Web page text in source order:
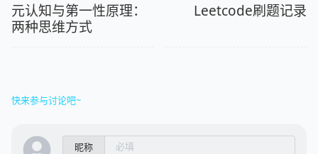
元认知与第一性原理：
两种思维方式
Leetcode刷题记录
快来参与讨论吧~
昵称